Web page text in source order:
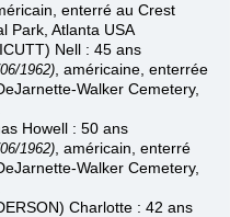
enterré au Crest
Park, Atlanta USA
Nell : 45 ans
1962) , américaine, enterrée
Walker Cemetery,
Howell : 50 ans
1962) , américain, enterré
Walker Cemetery,
Charlotte : 42 ans